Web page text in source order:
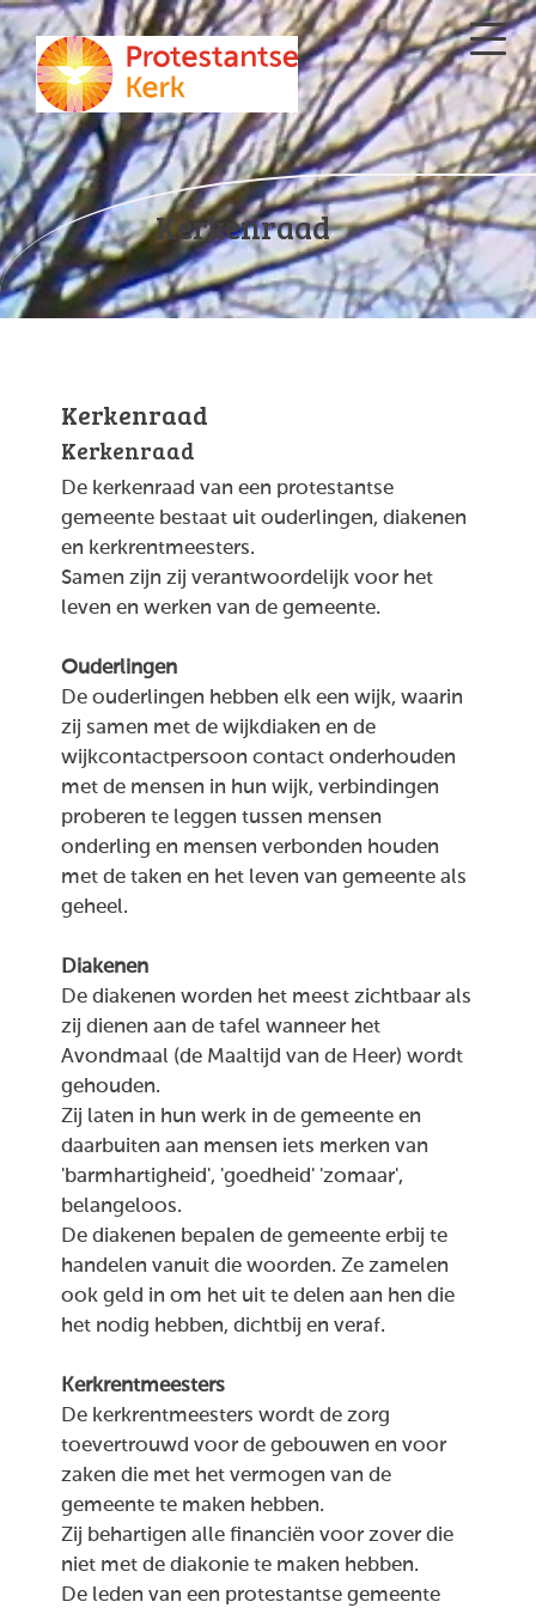
Kerkenraad
Kerkenraad
Kerkenraad
De kerkenraad van een protestantse
gemeente bestaat uit ouderlingen, diakenen
en kerkrentmeesters.
Samen zijn zij verantwoordelijk voor het
leven en werken van de gemeente.
Ouderlingen
De ouderlingen hebben elk een wijk, waarin
zij samen met de wijkdiaken en de
wijkcontactpersoon contact onderhouden
met de mensen in hun wijk, verbindingen
proberen te leggen tussen mensen
onderling en mensen verbonden houden
met de taken en het leven van gemeente als
geheel.
Diakenen
De diakenen worden het meest zichtbaar als
zij dienen aan de tafel wanneer het
Avondmaal (de Maaltijd van de Heer) wordt
gehouden.
Zij laten in hun werk in de gemeente en
daarbuiten aan mensen iets merken van
'barmhartigheid', 'goedheid' 'zomaar',
belangeloos.
De diakenen bepalen de gemeente erbij te
handelen vanuit die woorden. Ze zamelen
ook geld in om het uit te delen aan hen die
het nodig hebben, dichtbij en veraf.
Kerkrentmeesters
De kerkrentmeesters wordt de zorg
toevertrouwd voor de gebouwen en voor
zaken die met het vermogen van de
gemeente te maken hebben.
Zij behartigen alle financiën voor zover die
niet met de diakonie te maken hebben.
De leden van een protestantse gemeente